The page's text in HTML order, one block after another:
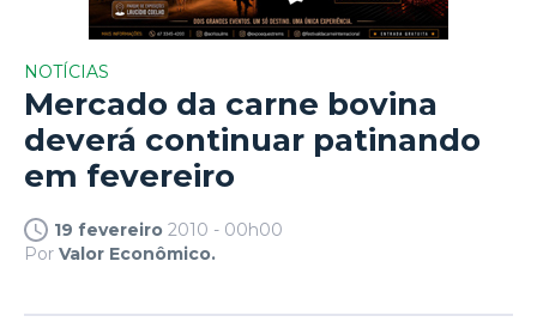
NOTÍCIAS
Mercado da carne bovina
deverá continuar patinando
em fevereiro
19 fevereiro 2010 - 00h00
Por Valor Econômico.